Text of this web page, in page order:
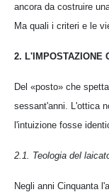
ancora da costruire
Ma quali i criteri e le
2. L'IMPOSTAZIONE
Del «posto» che
sessant'anni. L'ottica
l'intuizione fosse
2.1. Teologia del
Negli anni Cinquanta